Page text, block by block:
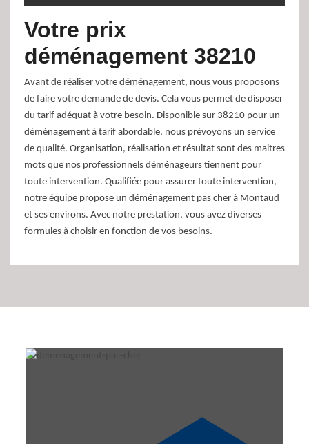
Votre prix
déménagement 38210
Avant de réaliser votre déménagement, nous vous proposons
de faire votre demande de devis. Cela vous permet de disposer
du tarif adéquat à votre besoin. Disponible sur 38210 pour un
déménagement à tarif abordable, nous prévoyons un service
de qualité. Organisation, réalisation et résultat sont des maitres
mots que nos professionnels déménageurs tiennent pour
toute intervention. Qualifiée pour assurer toute intervention,
notre équipe propose un déménagement pas cher à Montaud
et ses environs. Avec notre prestation, vous avez diverses
formules à choisir en fonction de vos besoins.